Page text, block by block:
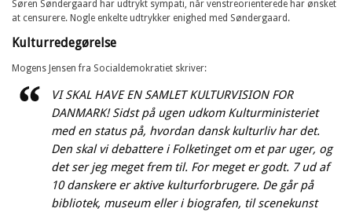
Søren Søndergaard har udtrykt sympati, når venstreorienterede har ønsket
at censurere. Nogle enkelte udtrykker enighed med Søndergaard.
Kulturredegørelse
Mogens Jensen fra Socialdemokratiet skriver:
VI SKAL HAVE EN SAMLET KULTURVISION FOR
DANMARK! Sidst på ugen udkom Kulturministeriet
med en status på, hvordan dansk kulturliv har det.
Den skal vi debattere i Folketinget om et par uger, og
det ser jeg meget frem til. For meget er godt. 7 ud af
10 danskere er aktive kulturforbrugere. De går på
bibliotek, museum eller i biografen, til scenekunst